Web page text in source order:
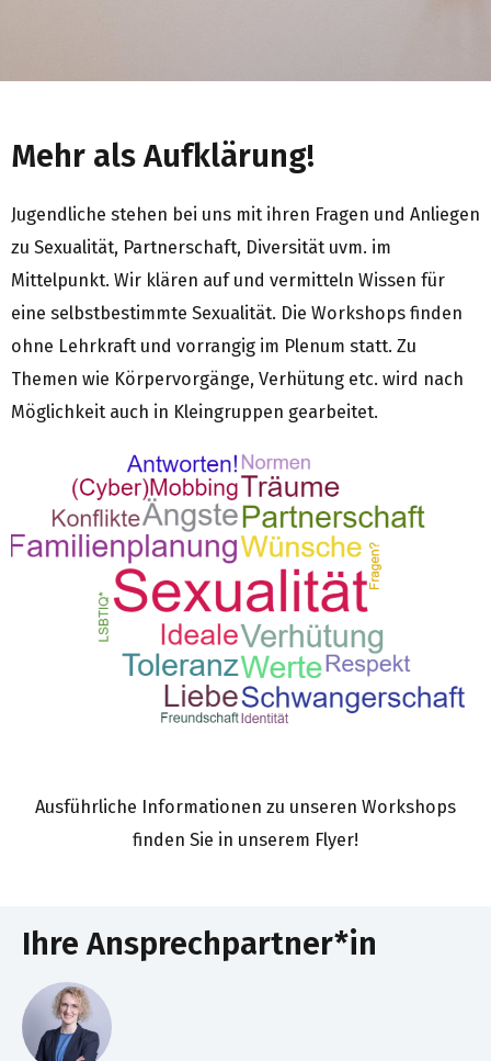
Mehr als Aufklärung!
Jugendliche stehen bei uns mit ihren Fragen und Anliegen
zu Sexualität, Partnerschaft, Diversität uvm. im
Mittelpunkt. Wir klären auf und vermitteln Wissen für
eine selbstbestimmte Sexualität. Die Workshops finden
ohne Lehrkraft und vorrangig im Plenum statt. Zu
Themen wie Körpervorgänge, Verhütung etc. wird nach
Möglichkeit auch in Kleingruppen gearbeitet.
Ausführliche Informationen zu unseren Workshops
finden Sie in unserem Flyer!
Ihre Ansprechpartner*in